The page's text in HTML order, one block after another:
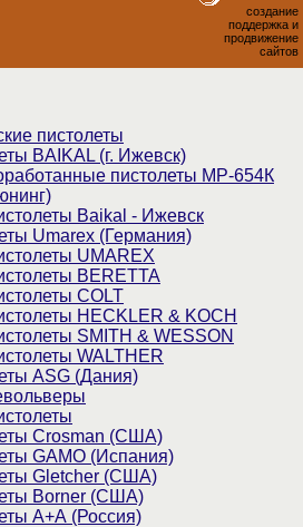
создание
поддержка и
продвижение
сайтов
пистолеты
BAIKAL (г. Ижевск)
пистолеты МР-654К
Baikal - Ижевск
Umarex (Германия)
UMAREX
BERETTA
COLT
HECKLER & KOCH
SMITH & WESSON
WALTHER
ASG (Дания)
Crosman (США)
GAMO (Испания)
Gletcher (США)
Borner (США)
А+А (Россия)